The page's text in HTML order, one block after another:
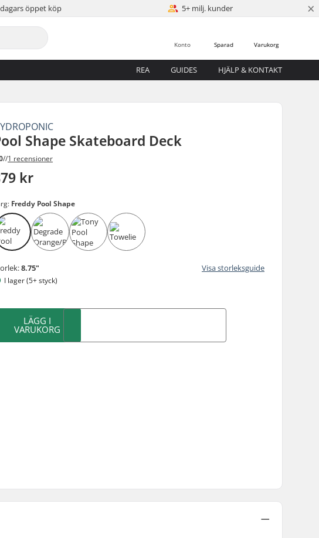
öppet köp 5+ milj. kunder ×
Varukorg
Sparad
Konto
REA GUIDES HJÄLP & KONTAKT
Shape Skateboard Deck
//1 recensioner
kr
Freddy Pool Shape
8.75" Visa storleksguide
I lager (5+ styck)
LÄGG I
VARUKORG